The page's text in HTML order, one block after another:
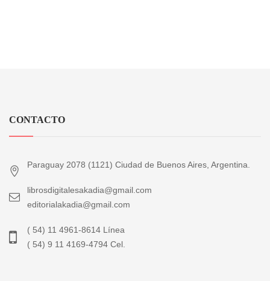
CONTACTO
Paraguay 2078 (1121) Ciudad de Buenos Aires, Argentina.
librosdigitalesakadia@gmail.com
editorialakadia@gmail.com
( 54) 11 4961-8614 Línea
( 54) 9 11 4169-4794 Cel.